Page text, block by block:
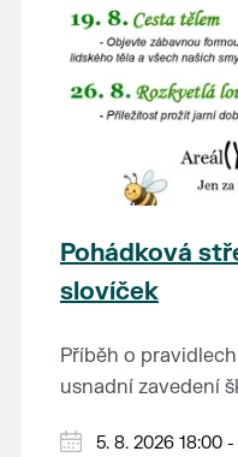
Pohádková
slovíček
Příběh o
usnadní zavedení
Hraje se jen za
5. 8. 2026 18:00